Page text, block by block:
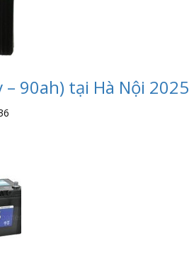
90ah) tại Hà Nội 2025